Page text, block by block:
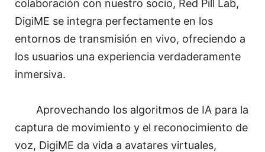
colaboración con nuestro socio, Red Pill Lab,
DigiME se integra perfectamente en los
entornos de transmisión en vivo, ofreciendo a
los usuarios una experiencia verdaderamente
inmersiva.
Aprovechando los algoritmos de IA para la
captura de movimiento y el reconocimiento de
voz, DigiME da vida a avatares virtuales,